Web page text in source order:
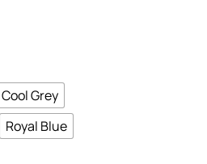
Cool Grey
Royal Blue